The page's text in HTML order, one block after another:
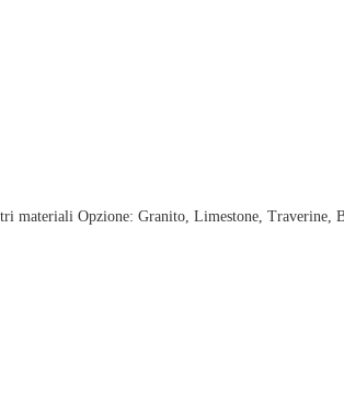
materiali Opzione: Granito, Limestone, Traverine,